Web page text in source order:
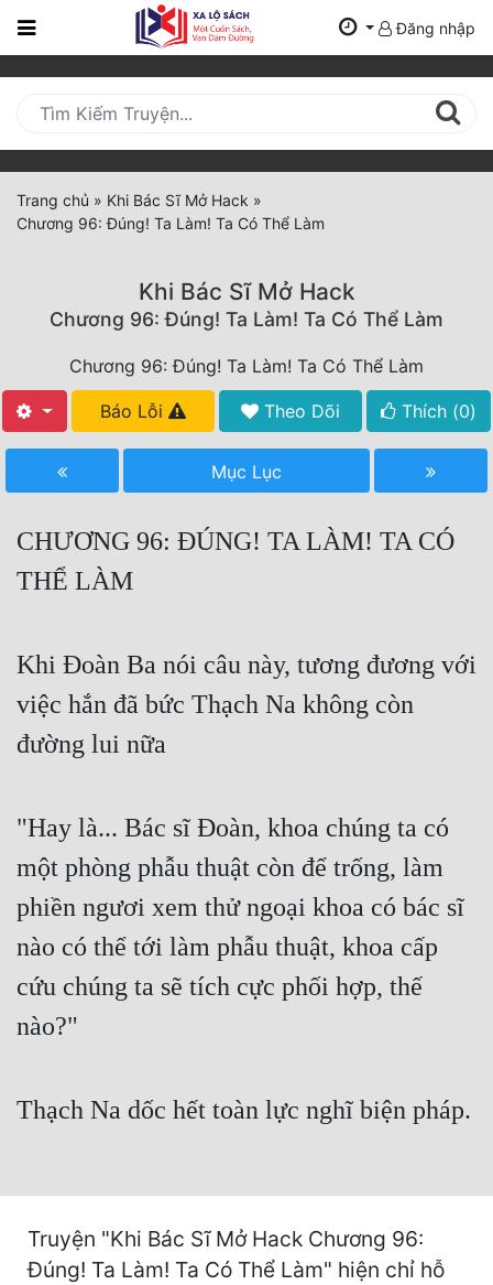
Trang
Mới
Cập
Nhật
(current)
Truyện Mới Ra
Hoàn Thành
Hậu Cung
Truyện Dịch
Truyện Nhập Môn
Truyện ngắn
Cung Đấu
Cạnh Kỹ
Cổ Tiên Hiệp
Góc Nhìn Nam
Đăng nhập
Trang chủ » Khi Bác Sĩ Mở Hack »
Chương 96: Đúng! Ta Làm! Ta Có Thể Làm
Khi Bác Sĩ Mở Hack
Chương 96: Đúng! Ta Làm! Ta Có Thể Làm
Chương 96: Đúng! Ta Làm! Ta Có Thể Làm
Báo Lỗi Theo Dõi Thích (0)
Mục Lục
CHƯƠNG 96: ĐÚNG! TA LÀM! TA CÓ
THỂ LÀM
Khi Đoàn Ba nói câu này, tương đương với
việc hắn đã bức Thạch Na không còn
đường lui nữa
"Hay là... Bác sĩ Đoàn, khoa chúng ta có
một phòng phẫu thuật còn để trống, làm
phiền ngươi xem thử ngoại khoa có bác sĩ
nào có thể tới làm phẫu thuật, khoa cấp
cứu chúng ta sẽ tích cực phối hợp, thế
nào?"
Thạch Na dốc hết toàn lực nghĩ biện pháp.
Truyện "Khi Bác Sĩ Mở Hack Chương 96:
Đúng! Ta Làm! Ta Có Thể Làm" hiện chỉ hỗ